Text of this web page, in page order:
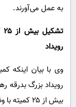
به عمل می‌آورند.
رویداد
وی با بیان اینکه
رویداد بزرگ
بیش از ۲۵